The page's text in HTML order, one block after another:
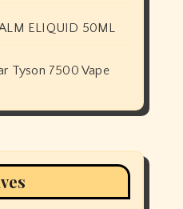
ELIQUID 50ML
Tyson 7500 Vape